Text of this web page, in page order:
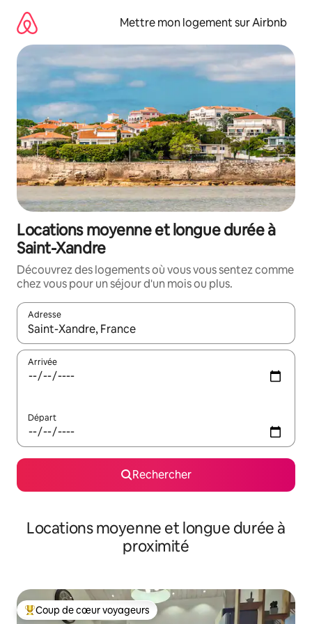
directement
contenu
Mettre mon logement sur Airbnb
Locations moyenne et longue durée à
Saint-Xandre
Découvrez des logements où vous vous sentez comme
chez vous pour un séjour d'un mois ou plus.
Adresse
Lorsque les résultats s'affichent, utilisez les flèches vers le
Arrivée
Départ
Rechercher
Locations moyenne et longue durée à
proximité
Coups de cœur voyageurs les plus appréciés
Coup de cœur voyageurs